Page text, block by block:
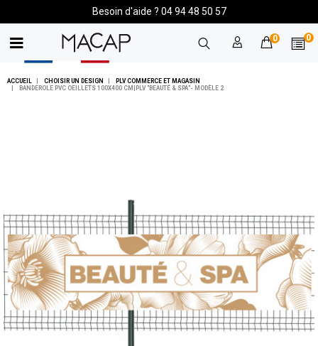
Besoin d'aide ? 04 94 48 50 57
0 0
ACCUEIL CHOISIR UN DESIGN
PLV COMMERCE ET MAGASIN
BANDEROLE PVC OEILLETS 100X400 CM|PLV "BEAUTÉ & SPA"- MODÈLE 2